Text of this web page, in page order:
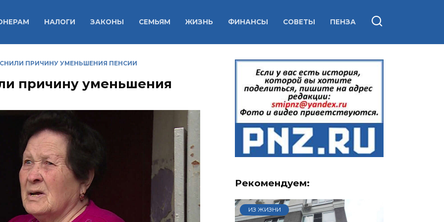
НАЛОГИ ЗАКОНЫ СЕМЬЯМ ЖИЗНЬ ФИНАНСЫ СОВЕТЫ ПЕНЗА
ПРИЧИНУ УМЕНЬШЕНИЯ ПЕНСИИ
причину уменьшения
Рекомендуем:
ИЗ ЖИЗНИ